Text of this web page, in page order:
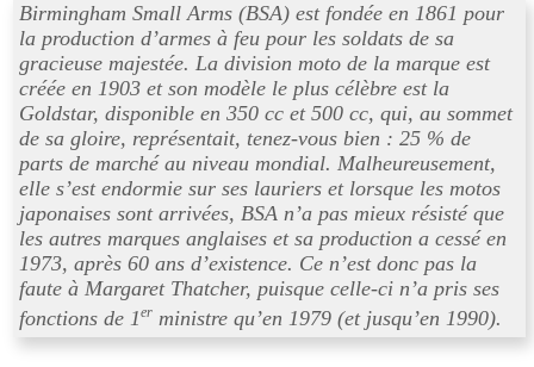
Birmingham Small Arms (BSA) est fondée en 1861 pour
la production d’armes à feu pour les soldats de sa
gracieuse majestée. La division moto de la marque est
créée en 1903 et son modèle le plus célèbre est la
Goldstar, disponible en 350 cc et 500 cc, qui, au sommet
de sa gloire, représentait, tenez-vous bien : 25 % de
parts de marché au niveau mondial. Malheureusement,
elle s’est endormie sur ses lauriers et lorsque les motos
japonaises sont arrivées, BSA n’a pas mieux résisté que
les autres marques anglaises et sa production a cessé en
1973, après 60 ans d’existence. Ce n’est donc pas la
faute à Margaret Thatcher, puisque celle-ci n’a pris ses
fonctions de 1erministre qu’en 1979 (et jusqu’en 1990).